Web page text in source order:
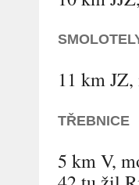
11 km
TŘEBNICE
5 km V,